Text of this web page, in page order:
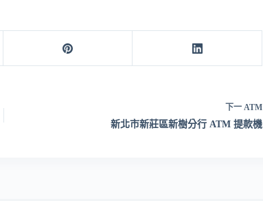
下一 ATM
新北市新莊區新樹分行 ATM 提款機